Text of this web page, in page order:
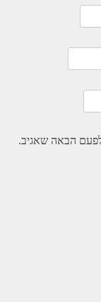
הבאה שאגיב.